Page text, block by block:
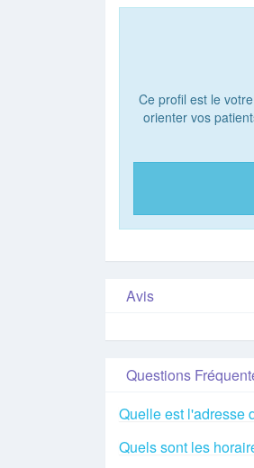
Ce profil est le
orienter vos
Avis
Questions
Quelle est l'adresse
Quels sont les